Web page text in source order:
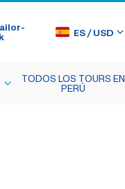
ES/USD
TODOS LOS TOURS EN
PERÚ